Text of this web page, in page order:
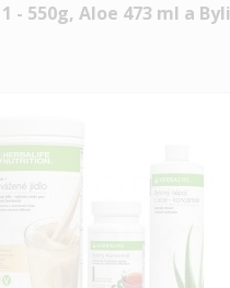
- 550g, Aloe 473 ml a